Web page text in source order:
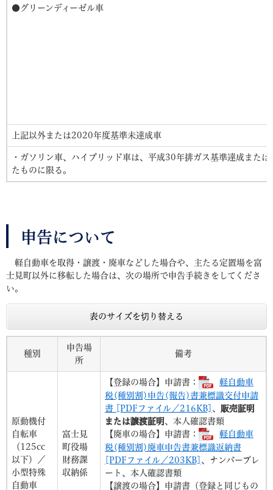
●グリーンディーゼル車
上記以外または2020年度基準未達成車
・ガソリン車、ハイブリッド車は、平成30年排ガス基準達成また
たものに限る。
申告について
軽自動車を取得・譲渡・廃車などした場合や、主たる定置場を富
士見町以外に移転した場合は、次の場所で申告手続きをしてくださ
い。
表のサイズを切り替える
種別
申告場
所
備考
原動機付
自転車
（125cc
以下）／
小型特殊
自動車
富士見
町役場
財務課
収納係
【登録の場合】申請書：
軽自動車
税(種別割)申告(報告)書兼標識交付申請
書 [PDFファイル／216KB] 、
販売証明
または譲渡証明 、本人確認書類
【廃車の場合】申請書：
軽自動車
税(種別割)廃車申告書兼標識返納書
[PDFファイル／203KB] 、ナンバープレ
ート、本人確認書類
【譲渡の場合】申請書（登録と同じもの